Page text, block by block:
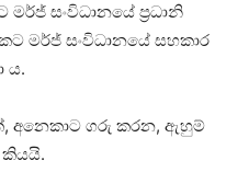
සංවිධානයේ ප්‍රධානි
මර්ජ් සංවිධානයේ සහකාර
ය.
අනෙකාට ගරු කරන, ඇහුම්